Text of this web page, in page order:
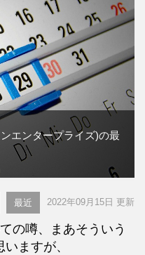
エンタープライズ)の最
最近 2022年09月15日 更新
の噂、まあそういう
ますが、